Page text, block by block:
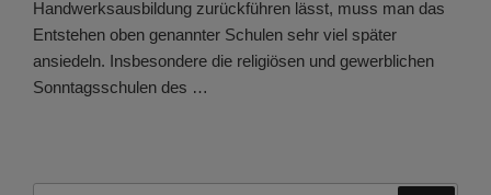
Handwerksausbildung zurückführen lässt, muss man das
Entstehen oben genannter Schulen sehr viel später
ansiedeln. Insbesondere die religiösen und gewerblichen
Sonntagsschulen des …